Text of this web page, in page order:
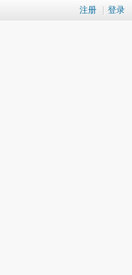
注册 登录